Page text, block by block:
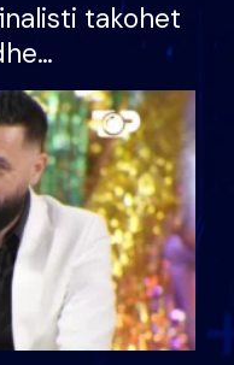
takohet
ndonjë letër